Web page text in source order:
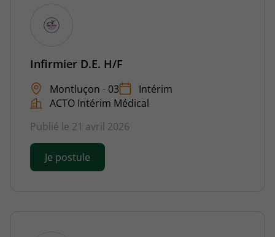
Infirmier D.E. H/F
Montluçon - 03
Intérim
ACTO Intérim Médical
Publié le 21 avril 2026
Je postule